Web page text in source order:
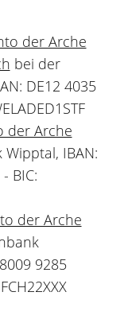
der Arche
bei der
DE12 4035
der Arche
IBAN:
BIC:
der Arche
9285